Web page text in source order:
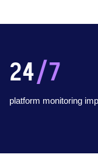
24/7
platform monitoring